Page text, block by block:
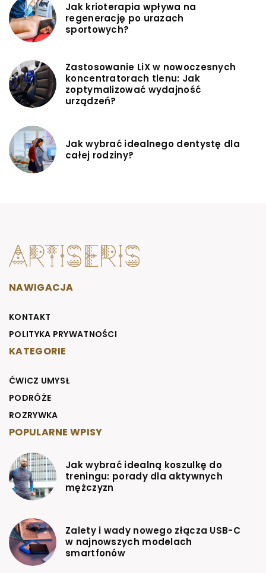
Jak krioterapia wpływa na
regenerację po urazach
sportowych?
Zastosowanie LiX w nowoczesnych
koncentratorach tlenu: Jak
zoptymalizować wydajność
urządzeń?
Jak wybrać idealnego dentystę dla
całej rodziny?
NAWIGACJA
KONTAKT
POLITYKA PRYWATNOŚCI
KATEGORIE
ĆWICZ UMYSŁ
PODRÓŻE
ROZRYWKA
POPULARNE WPISY
Jak wybrać idealną koszulkę do
treningu: porady dla aktywnych
mężczyzn
Zalety i wady nowego złącza USB-C
w najnowszych modelach
smartfonów